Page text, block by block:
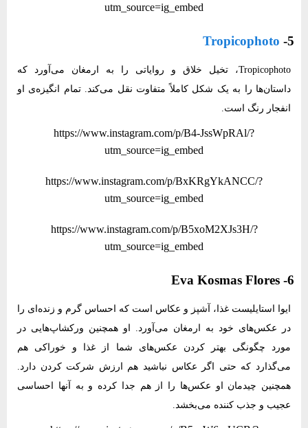
utm_source=ig_embed
5-
Tropicophoto
Tropicophoto، تخیل خلاق و روایاتی را به ارمغان می‌آورد که
داستان‌ها را به یک شکل کاملاً متفاوت نقل می‌کند. تمام انگیزه‌ی او
انفجار رنگ است.
https://www.instagram.com/p/B4-JssWpRAl/?
utm_source=ig_embed
https://www.instagram.com/p/BxKRgYkANCC/?
utm_source=ig_embed
https://www.instagram.com/p/B5xoM2XJs3H/?
utm_source=ig_embed
6- Eva Kosmas Flores
ایوا استایلیست غذا، آشپز و عکاس است که احساس گرم و زنده‌ای را
در عکس‌های خود به ارمغان می‌آورد. او همچنین ورکشاپ‌هایی در
مورد چگونگی بهتر کردن عکس‌های شما از غذا و خوراکی هم
می‌گذارد که حتی اگر عکاس نباشید هم ارزش شرکت کردن دارد.
همچنین چیدمان او عکس‌ها را از هم جدا کرده و به آنها احساسی
عجیب و جذب کننده می‌بخشد.